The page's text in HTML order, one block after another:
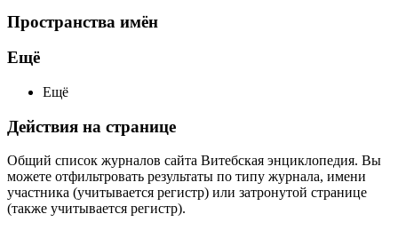
Пространства имён
Ещё
Ещё
Действия на странице
Общий список журналов сайта Витебская энциклопедия. Вы
можете отфильтровать результаты по типу журнала, имени
участника (учитывается регистр) или затронутой странице
(также учитывается регистр).